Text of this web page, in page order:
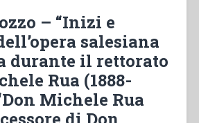
– “Inizi e
salesiana
durante il rettorato
Rua (1888-
Michele Rua